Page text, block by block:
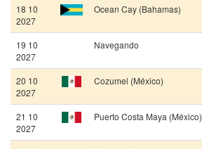
18 10
2027
Ocean Cay (Bahamas)
19 10
2027
Navegando
20 10
2027
Cozumel (México)
21 10
2027
Puerto Costa Maya (México)